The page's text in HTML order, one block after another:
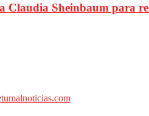
Claudia Sheinbaum para